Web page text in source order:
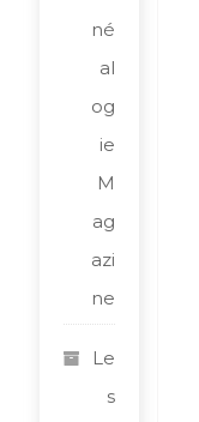
né
al
og
ie
M
ag
azi
ne
Le
s